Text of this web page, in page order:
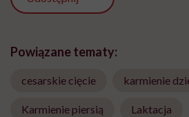
Powiązane tematy:
cesarskie cięcie karmienie
Karmienie piersią Laktacja